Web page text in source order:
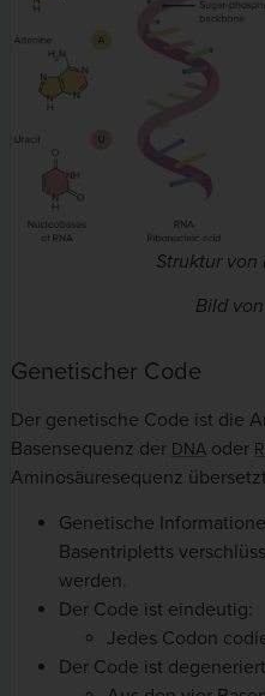
Struktur von
Bild
Genetischer Code
Der genetische Code ist die
Basensequenz der DNA oder
Aminosäuresequenz
Genetische
Basentripletts
werden.
Der Code ist eindeutig:
Jedes Codon
Der Code ist